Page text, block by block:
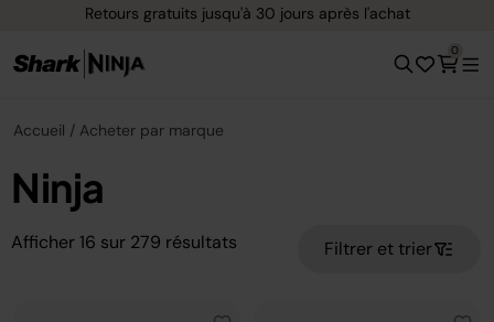
Retours gratuits jusqu'à 30 jours après l'achat
0
Accueil Acheter par marque
Ninja
Afficher 16 sur 279 résultats Filtrer et trier